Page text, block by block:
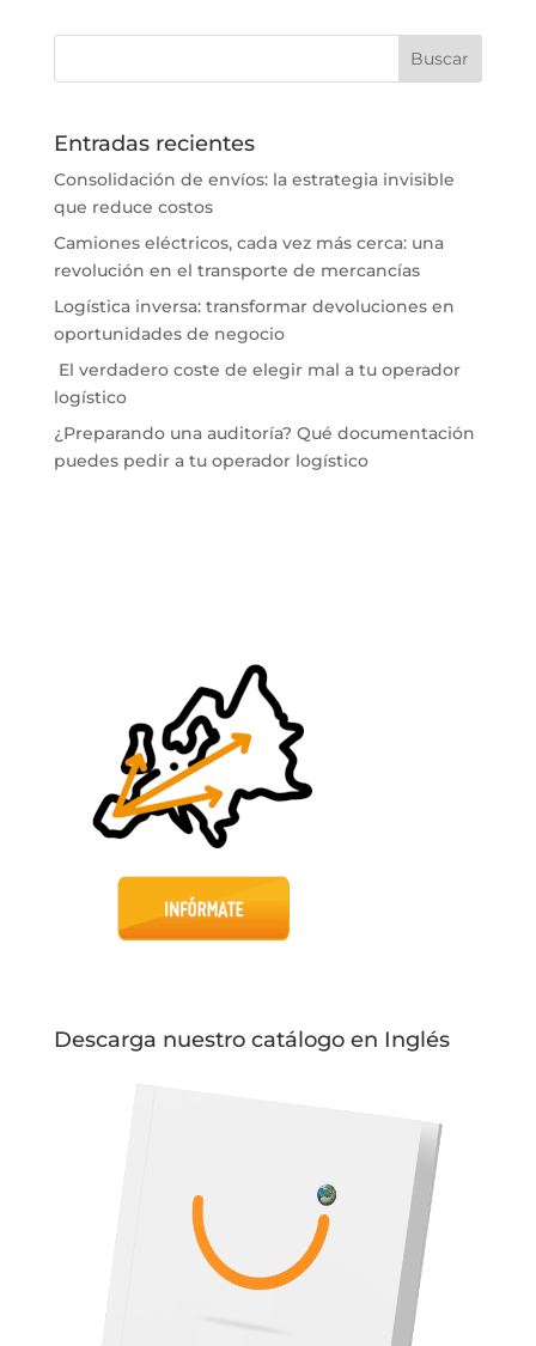
Entradas recientes
Consolidación de envíos: la estrategia invisible
que reduce costos
Camiones eléctricos, cada vez más cerca: una
revolución en el transporte de mercancías
Logística inversa: transformar devoluciones en
oportunidades de negocio
El verdadero coste de elegir mal a tu operador
logístico
¿Preparando una auditoría? Qué documentación
puedes pedir a tu operador logístico
Descarga nuestro catálogo en Inglés